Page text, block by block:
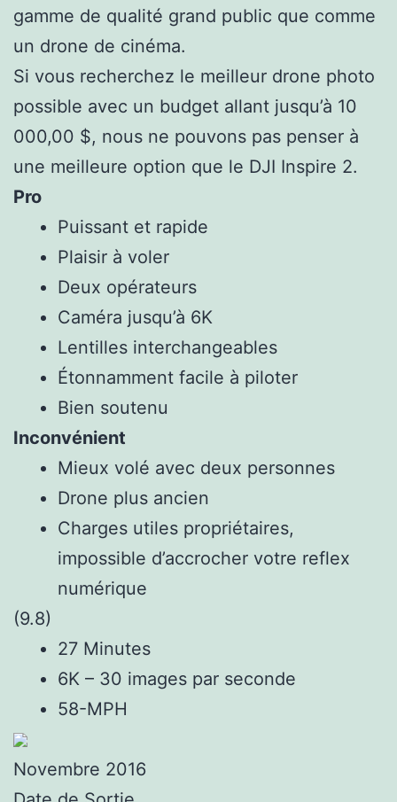
gamme de qualité grand public que comme
un drone de cinéma.
Si vous recherchez le meilleur drone photo
possible avec un budget allant jusqu’à 10
000,00 $, nous ne pouvons pas penser à
une meilleure option que le DJI Inspire 2.
Pro
Puissant et rapide
Plaisir à voler
Deux opérateurs
Caméra jusqu’à 6K
Lentilles interchangeables
Étonnamment facile à piloter
Bien soutenu
Inconvénient
Mieux volé avec deux personnes
Drone plus ancien
Charges utiles propriétaires,
impossible d’accrocher votre reflex
numérique
(9.8)
27 Minutes
6K – 30 images par seconde
58-MPH
Novembre 2016